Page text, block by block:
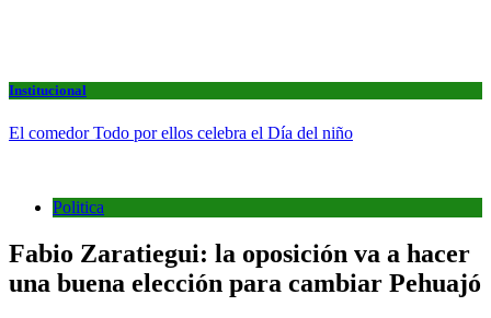
Institucional
El comedor Todo por ellos celebra el Día del niño
Politica
Fabio Zaratiegui: la oposición va a hacer
una buena elección para cambiar Pehuajó